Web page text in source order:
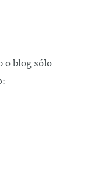
o blog sólo